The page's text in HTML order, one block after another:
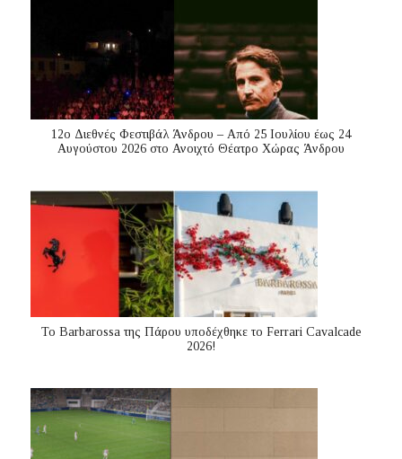
12ο Διεθνές Φεστιβάλ Άνδρου – Από 25 Ιουλίου έως 24
Αυγούστου 2026 στο Ανοιχτό Θέατρο Χώρας Άνδρου
Το Barbarossa της Πάρου υποδέχθηκε το Ferrari Cavalcade
2026!